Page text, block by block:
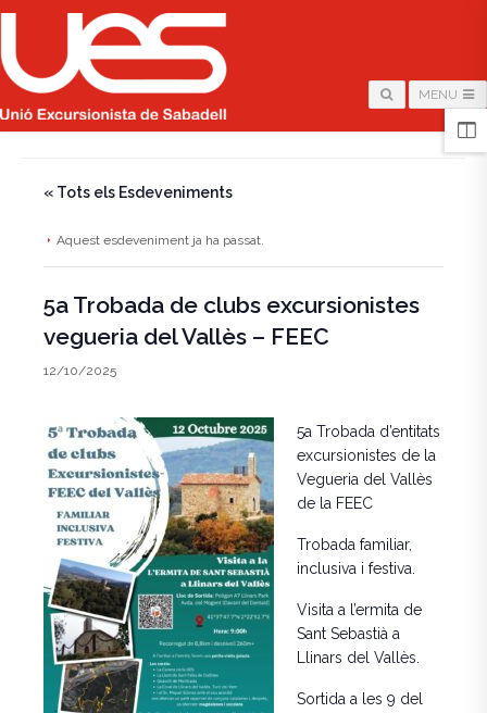
MENU
« Tots els Esdeveniments
Aquest esdeveniment ja ha passat.
5a Trobada de clubs excursionistes
vegueria del Vallès – FEEC
12/10/2025
5a Trobada d’entitats
excursionistes de la
Vegueria del Vallès
de la FEEC
Trobada familiar,
inclusiva i festiva.
Visita a l’ermita de
Sant Sebastià a
Llinars del Vallès.
Sortida a les 9 del